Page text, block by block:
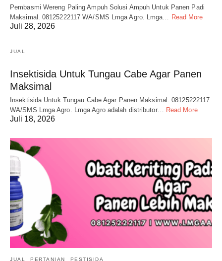
Pembasmi Wereng Paling Ampuh Solusi Ampuh Untuk Panen Padi
Maksimal. 08125222117 WA/SMS Lmga Agro. Lmga… Read More
Juli 28, 2026
JUAL
Insektisida Untuk Tungau Cabe Agar Panen
Maksimal
Insektisida Untuk Tungau Cabe Agar Panen Maksimal. 08125222117
WA/SMS Lmga Agro. Lmga Agro adalah distributor… Read More
Juli 18, 2026
JUAL PERTANIAN PESTISIDA